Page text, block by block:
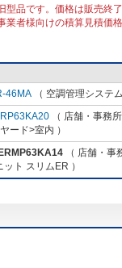
型品です。価格は販売終
業者様向けの積算見積価
46MA （ 空調管理システ
（ 店舗・事務
ード>室内 ）
（ 店舗・事
ット スリムER ）